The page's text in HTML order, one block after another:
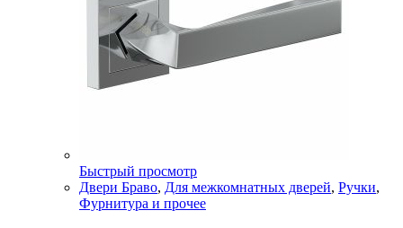
Быстрый просмотр
Двери Браво, Для межкомнатных дверей, Ручки,
Фурнитура и прочее